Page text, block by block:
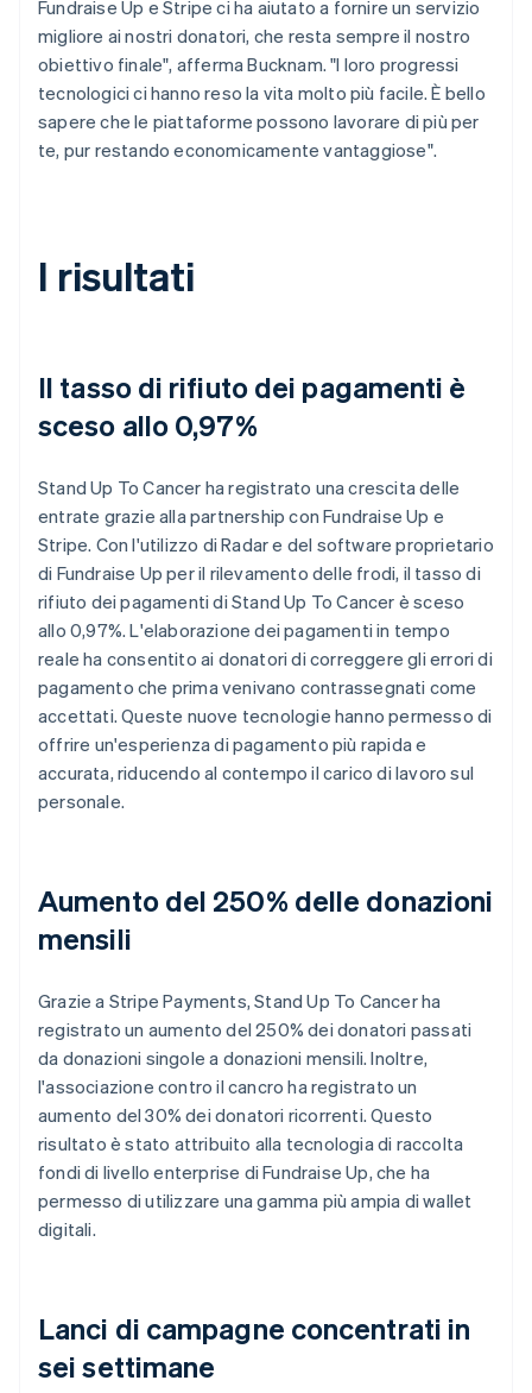
Fundraise Up e Stripe ci ha aiutato a fornire un servizio
migliore ai nostri donatori, che resta sempre il nostro
obiettivo finale", afferma Bucknam. "I loro progressi
tecnologici ci hanno reso la vita molto più facile. È bello
sapere che le piattaforme possono lavorare di più per
te, pur restando economicamente vantaggiose".
I risultati
Il tasso di rifiuto dei pagamenti è
sceso allo 0,97%
Stand Up To Cancer ha registrato una crescita delle
entrate grazie alla partnership con Fundraise Up e
Stripe. Con l'utilizzo di Radar e del software proprietario
di Fundraise Up per il rilevamento delle frodi, il tasso di
rifiuto dei pagamenti di Stand Up To Cancer è sceso
allo 0,97%. L'elaborazione dei pagamenti in tempo
reale ha consentito ai donatori di correggere gli errori di
pagamento che prima venivano contrassegnati come
accettati. Queste nuove tecnologie hanno permesso di
offrire un'esperienza di pagamento più rapida e
accurata, riducendo al contempo il carico di lavoro sul
personale.
Aumento del 250% delle donazioni
mensili
Grazie a Stripe Payments, Stand Up To Cancer ha
registrato un aumento del 250% dei donatori passati
da donazioni singole a donazioni mensili. Inoltre,
l'associazione contro il cancro ha registrato un
aumento del 30% dei donatori ricorrenti. Questo
risultato è stato attribuito alla tecnologia di raccolta
fondi di livello enterprise di Fundraise Up, che ha
permesso di utilizzare una gamma più ampia di wallet
digitali.
Lanci di campagne concentrati in
sei settimane